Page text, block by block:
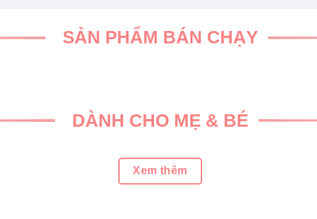
SẢN PHẨM BÁN CHẠY
DÀNH CHO MẸ & BÉ
Xem thêm